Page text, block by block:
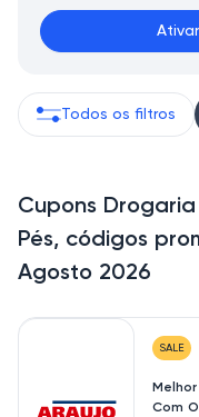
Todos os filtros
Cupons
Pés, códigos
Agosto 2026
SALE
Com